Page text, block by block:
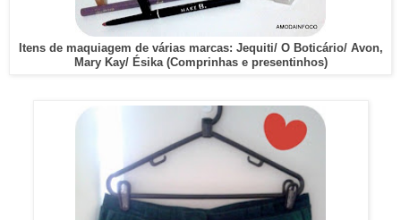
Itens de maquiagem de várias marcas: Jequiti/ O Boticário/ Avon,
Mary Kay/ Ésika (Comprinhas e presentinhos)